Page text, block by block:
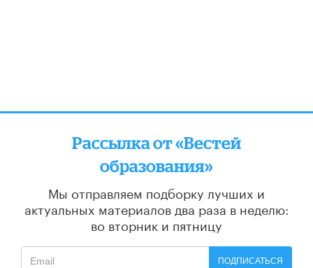
Рассылка от «Вестей
образования»
Мы отправляем подборку лучших и
актуальных материалов два раза в неделю:
во вторник и пятницу
ПОДПИСАТЬСЯ